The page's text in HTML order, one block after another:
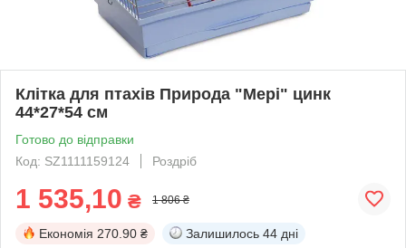
Клітка для птахів Природа "Мері" цинк
44*27*54 см
Готово до відправки
Код: SZ1111159124
Роздріб
1 535,10 ₴ 1 806 ₴
Економія 270.90 ₴ Залишилось 44 дні